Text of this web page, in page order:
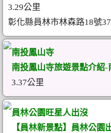
3.29公里
彰化縣員林市林森路18號
南投鳳山寺
南投鳳山寺旅遊景點介紹
3.37公里
員林公園旺星人出沒
【員林新景點】員林公